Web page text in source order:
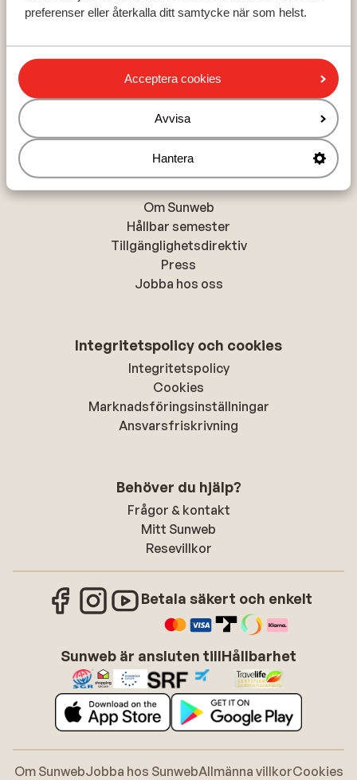
preferenser eller återkalla ditt samtycke när som helst.
Acceptera cookies
Avvisa
Hantera
Populära städer
Chania
Alanya
Rhodos-stad
Om Sunweb
Om Sunweb
Hållbar semester
Tillgänglighetsdirektiv
Press
Jobba hos oss
Integritetspolicy och cookies
Integritetspolicy
Cookies
Marknadsföringsinställningar
Ansvarsfriskrivning
Behöver du hjälp?
Frågor & kontakt
Mitt Sunweb
Resevillkor
Betala säkert och enkelt
Sunweb är ansluten tillHållbarhet
Om SunwebJobba hos SunwebAllmänna villkorCookies